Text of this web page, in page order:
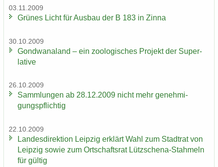
03.11.2009
Grü­nes Licht für Aus­bau der B 183 in Zinna
30.10.2009
Gond­wa­na­land – ein zoo­lo­gi­sches Pro­jekt der Su­per­
la­ti­ve
26.10.2009
Samm­lun­gen ab 28.12.2009 nicht mehr ge­neh­mi­
gungs­pflich­tig
22.10.2009
Lan­des­di­rek­ti­on Leip­zig er­klärt Wahl zum Stadt­rat von
Leip­zig sowie zum Ort­schafts­rat Lützschena-​Stahmeln
für gül­tig